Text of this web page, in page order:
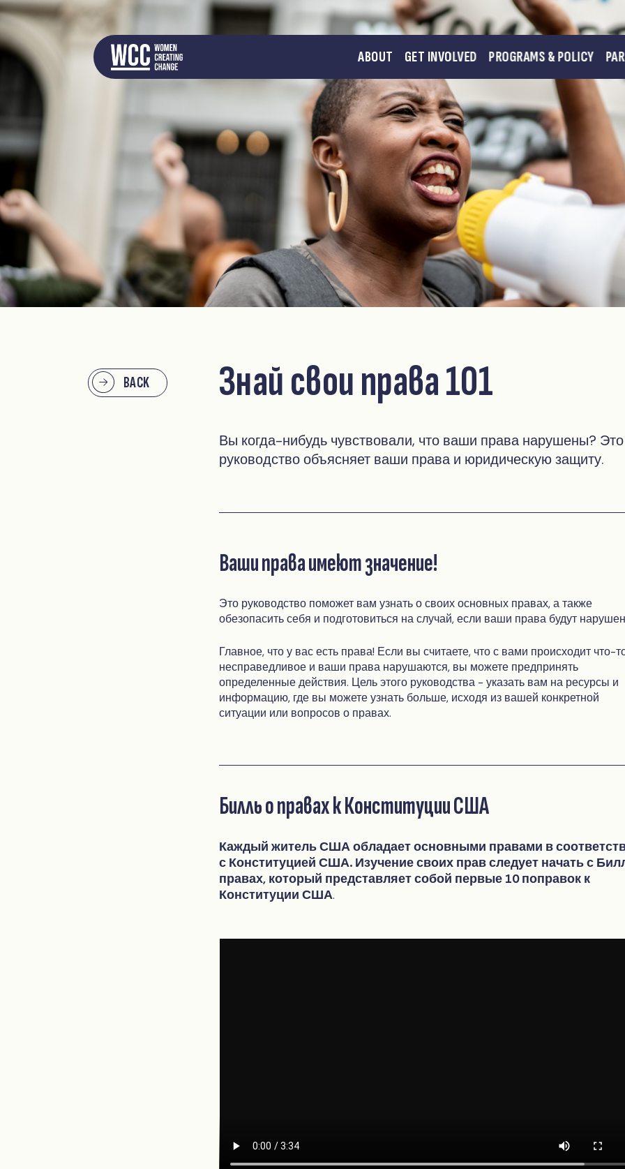
ABOUT GET INVOLVED PROGRAMS & POLICY
BACK Знай свои права 101
Вы когда-нибудь чувствовали, что ваши права нарушены? Это
руководство объясняет ваши права и юридическую защиту.
Ваши права имеют значение!
Это руководство поможет вам узнать о своих основных правах, а также
обезопасить себя и подготовиться на случай, если ваши права будут
Главное, что у вас есть права! Если вы считаете, что с вами происходит что-
несправедливое и ваши права нарушаются, вы можете предпринять
определенные действия. Цель этого руководства - указать вам на ресурсы и
информацию, где вы можете узнать больше, исходя из вашей конкретной
ситуации или вопросов о правах.
Билль о правах к Конституции США
Каждый житель США обладает основными правами в
с Конституцией США. Изучение своих прав следует начать с
правах, который представляет собой первые 10 поправок к
Конституции США.